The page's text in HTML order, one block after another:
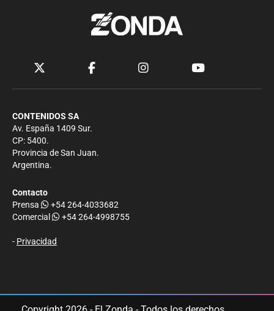
CONTENIDOS SA
Av. España 1409 Sur.
CP: 5400.
Provincia de San Juan.
Argentina.
Contacto
Prensa
+54 264-4033682
Comercial
+54 264-4998755
- Privacidad